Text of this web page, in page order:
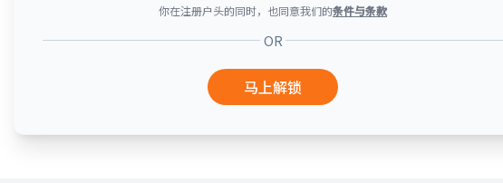
你在注册户头的同时，也同意我们的条件与条款
OR
马上解锁